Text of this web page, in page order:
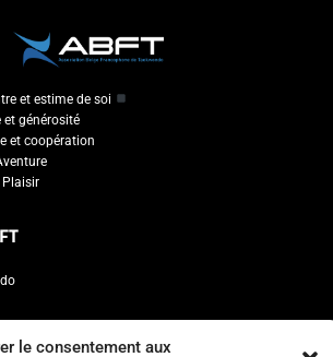
le consentement aux
et estime de soi
et générosité
et coopération
Plaisir